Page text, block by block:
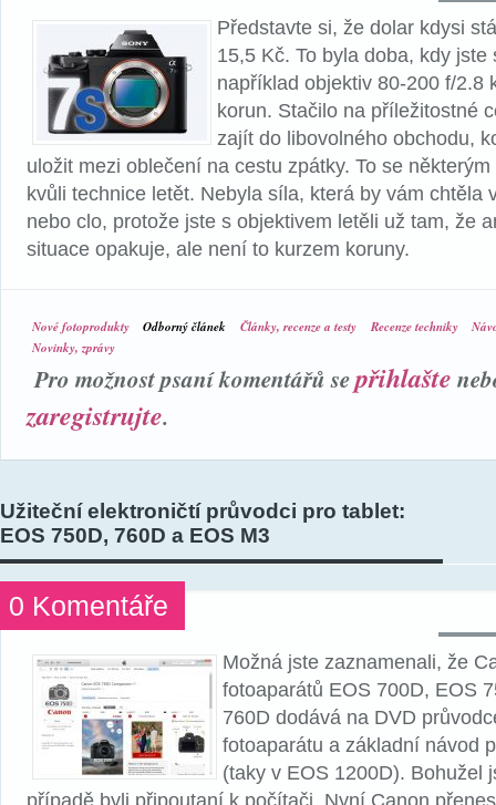
Představte si, že dolar kdysi
15,5 Kč. To byla doba, kdy jste
například objektiv 80-200 f/2.8
korun. Stačilo na příležitostné
zajít do libovolného obchodu,
uložit mezi oblečení na cestu zpátky. To se
kvůli technice letět. Nebyla síla, která by vám chtěla
nebo clo, protože jste s objektivem letěli už tam, že
situace opakuje, ale není to kurzem koruny.
Nové fotoprodukty Odborný článek Články, recenze a testy Recenze techniky
Novinky, zprávy
Pro možnost psaní komentářů sepřihlašte
zaregistrujte.
Užiteční elektroničtí průvodci pro tablet:
EOS 750D, 760D a EOS M3
0 Komentáře
Možná jste zaznamenali, že
fotoaparátů EOS 700D, EOS
760D dodává na DVD
fotoaparátu a základní návod
(taky v EOS 1200D). Bohužel